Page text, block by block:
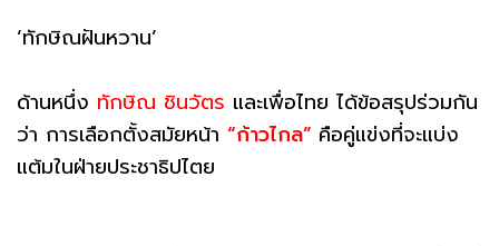
‘ทักษิณฝันหวาน’
ด้านหนึ่ง ทักษิณ ชินวัตร และเพื่อไทย ได้ข้อสรุปร่วมกัน
ว่า การเลือกตั้งสมัยหน้า “ก้าวไกล” คือคู่แข่งที่จะแบ่ง
แต้มในฝ่ายประชาธิปไตย